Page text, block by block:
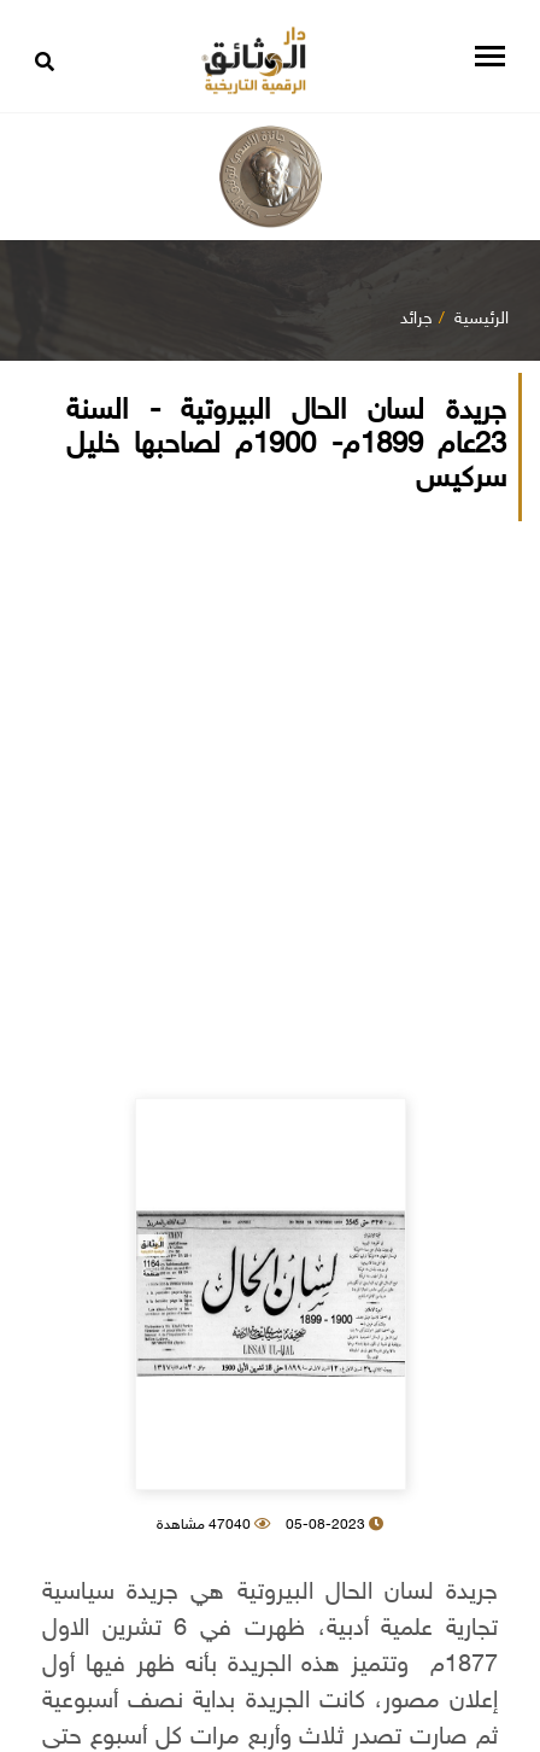
الرئيسية جرائد
جريدة لسان الحال البيروتية - السنة
23عام 1899م- 1900م لصاحبها خليل
سركيس
05-08-2023 47040 مشاهدة
جريدة لسان الحال البيروتية هي جريدة سياسية
تجارية علمية أدبية، ظهرت في 6 تشرين الاول
1877م وتتميز هذه الجريدة بأنه ظهر فيها أول
إعلان مصور، كانت الجريدة بداية نصف أسبوعية
ثم صارت تصدر ثلاث وأربع مرات كل أسبوع حتى